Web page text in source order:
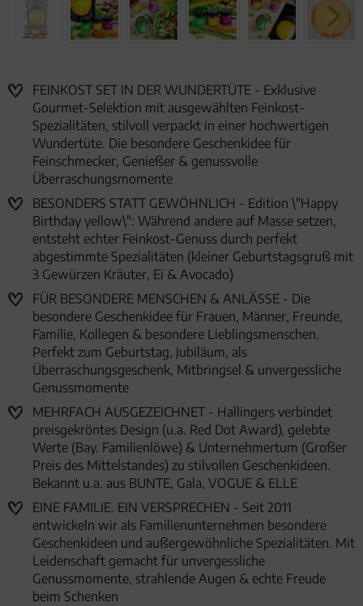
FEINKOST SET IN DER WUNDERTÜTE - Exklusive
Gourmet-Selektion mit ausgewählten Feinkost-
Spezialitäten, stilvoll verpackt in einer hochwertigen
Wundertüte. Die besondere Geschenkidee für
Feinschmecker, Genießer & genussvolle
Überraschungsmomente
BESONDERS STATT GEWÖHNLICH - Edition \"Happy
Birthday yellow\": Während andere auf Masse setzen,
entsteht echter Feinkost-Genuss durch perfekt
abgestimmte Spezialitäten (kleiner Geburtstagsgruß mit
3 Gewürzen Kräuter, Ei & Avocado)
FÜR BESONDERE MENSCHEN & ANLÄSSE - Die
besondere Geschenkidee für Frauen, Männer, Freunde,
Familie, Kollegen & besondere Lieblingsmenschen.
Perfekt zum Geburtstag, Jubiläum, als
Überraschungsgeschenk, Mitbringsel & unvergessliche
Genussmomente
MEHRFACH AUSGEZEICHNET - Hallingers verbindet
preisgekröntes Design (u.a. Red Dot Award), gelebte
Werte (Bay. Familienlöwe) & Unternehmertum (Großer
Preis des Mittelstandes) zu stilvollen Geschenkideen.
Bekannt u.a. aus BUNTE, Gala, VOGUE & ELLE
EINE FAMILIE. EIN VERSPRECHEN - Seit 2011
entwickeln wir als Familienunternehmen besondere
Geschenkideen und außergewöhnliche Spezialitäten. Mit
Leidenschaft gemacht für unvergessliche
Genussmomente, strahlende Augen & echte Freude
beim Schenken